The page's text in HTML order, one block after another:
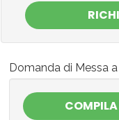
Domanda di Messa